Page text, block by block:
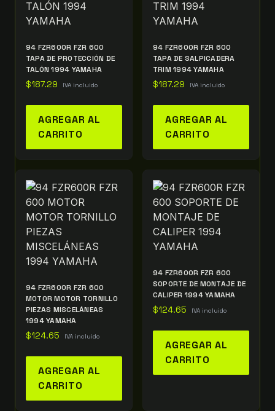
94 FZR600R FZR 600
TAPA DE PROTECCIÓN DE
TALÓN 1994 YAMAHA
$187.29 IVA incluido
AGREGAR AL
CARRITO
94 FZR600R FZR 600
TAPA DE SALPICADERA
TRIM 1994 YAMAHA
$187.29 IVA incluido
AGREGAR AL
CARRITO
94 FZR600R FZR 600
MOTOR MOTOR TORNILLO
PIEZAS MISCELÁNEAS
1994 YAMAHA
$124.65 IVA incluido
AGREGAR AL
CARRITO
94 FZR600R FZR 600
SOPORTE DE MONTAJE DE
CALIPER 1994 YAMAHA
$124.65 IVA incluido
AGREGAR AL
CARRITO